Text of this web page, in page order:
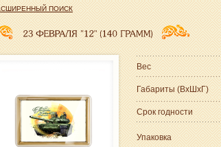
ПОИСК
Вес
Габариты (ВxШxГ)
Срок годности
Упаковка